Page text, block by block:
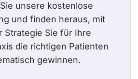
unsere kostenlose
und finden heraus, mit
Strategie Sie für Ihre
die richtigen Patienten
gewinnen.